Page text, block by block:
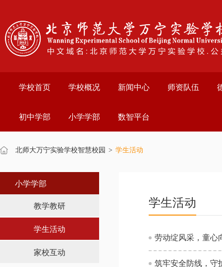
学校首页 学校概况 新闻中心 师资队伍
初中学部 小学学部 数智平台
北师大万宁实验学校智慧校园 > 学生活动
小学学部
教学教研
学生活动
家校互动
学生活动
劳动绽风采，童心
筑牢安全防线，守